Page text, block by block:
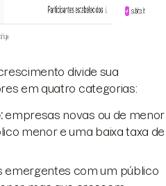
divide sua
em quatro categorias:
empresas novas ou de menor
menor e uma baixa taxa de
emergentes com um público